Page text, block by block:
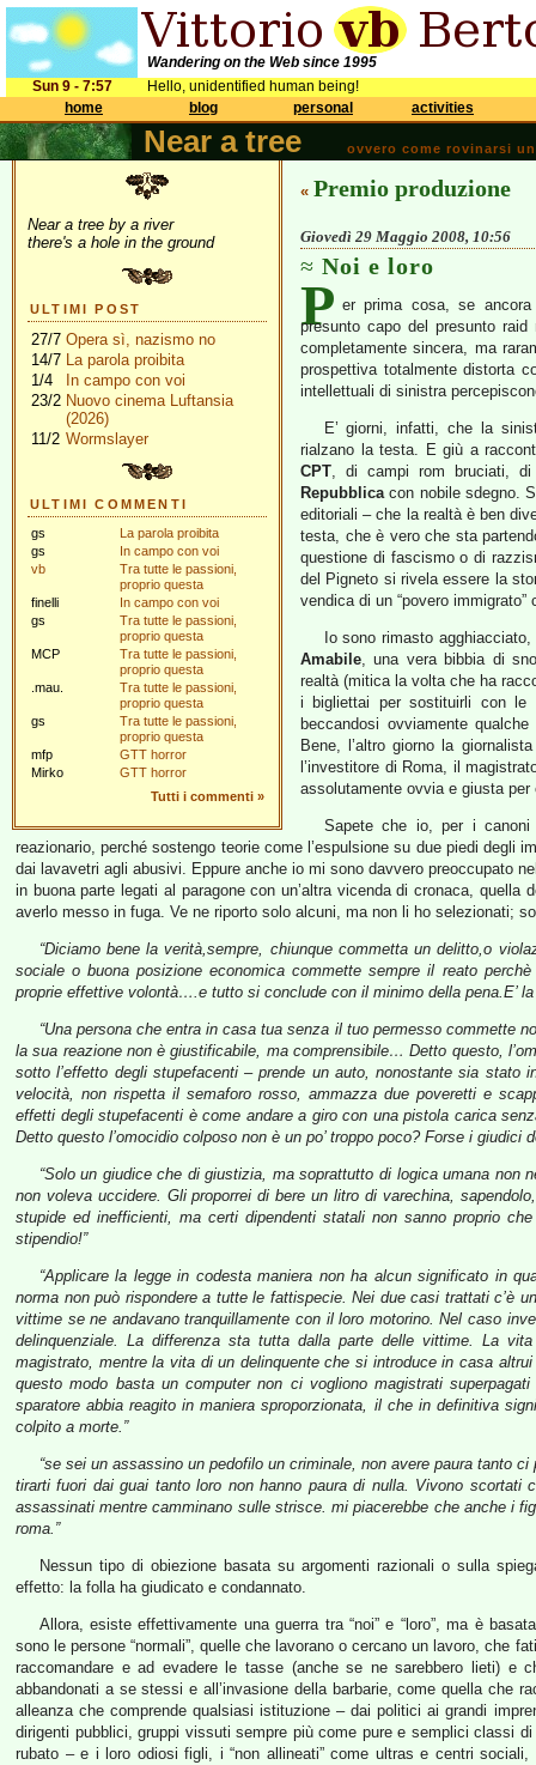
Wandering on the Web since 1995
Sun 9 - 7:57
Hello, unidentified human being!
home
blog personal activities
Near a tree ovvero come rovinarsi
Near a tree by a river
there's a hole in the ground
ULTIMI POST
27/7 Opera sì, nazismo no
14/7 La parola proibita
1/4
In campo con voi
23/2 Nuovo cinema Luftansia
(2026)
11/2 Wormslayer
ULTIMI COMMENTI
gs
La parola proibita
gs
In campo con voi
vb
Tra tutte le passioni,
proprio questa
finelli
In campo con voi
gs
Tra tutte le passioni,
proprio questa
MCP
Tra tutte le passioni,
proprio questa
.mau.
Tra tutte le passioni,
proprio questa
gs
Tra tutte le passioni,
proprio questa
mfp
GTT horror
Mirko
GTT horror
Tutti i commenti »
« Premio produzione
Giovedì 29 Maggio 2008, 10:56
Noi e loro
P er prima cosa, se
presunto capo del presunto
completamente sincera, ma
prospettiva totalmente distorta
intellettuali di sinistra
E’ giorni, infatti, che la
rialzano la testa. E giù a
CPT, di campi rom bruciati, di
Repubblicacon nobile sdegno.
editoriali – che la realtà è ben
testa, che è vero che sta
questione di fascismo o di
del Pigneto si rivela essere la
vendica di un “povero
Io sono rimasto
Amabile, una vera bibbia di
realtà (mitica la volta che ha
i bigliettai per sostituirli con
beccandosi ovviamente
Bene, l’altro giorno la
l’investitore di Roma, il
assolutamente ovvia e giusta
Sapete che io, per i canoni
reazionario, perché sostengo teorie come l’espulsione su due piedi degli
dai lavavetri agli abusivi. Eppure anche io mi sono davvero preoccupato
in buona parte legati al paragone con un’altra vicenda di cronaca, quella
averlo messo in fuga. Ve ne riporto solo alcuni, ma non li ho selezionati;
“Diciamo bene la verità,sempre, chiunque commetta un delitto,o
sociale o buona posizione economica commette sempre il reato
proprie effettive volontà….e tutto si conclude con il minimo della pena.E’
“Una persona che entra in casa tua senza il tuo permesso commette
la sua reazione non è giustificabile, ma comprensibile… Detto questo,
sotto l’effetto degli stupefacenti – prende un auto, nonostante sia
velocità, non rispetta il semaforo rosso, ammazza due poveretti e
effetti degli stupefacenti è come andare a giro con una pistola carica
Detto questo l’omocidio colposo non è un po’ troppo poco? Forse i giudici
“Solo un giudice che di giustizia, ma soprattutto di logica umana
non voleva uccidere. Gli proporrei di bere un litro di varechina,
stupide ed inefficienti, ma certi dipendenti statali non sanno proprio
stipendio!”
“Applicare la legge in codesta maniera non ha alcun significato in
norma non può rispondere a tutte le fattispecie. Nei due casi trattati c’è
vittime se ne andavano tranquillamente con il loro motorino. Nel caso
delinquenziale. La differenza sta tutta dalla parte delle vittime. La
magistrato, mentre la vita di un delinquente che si introduce in casa
questo modo basta un computer non ci vogliono magistrati
sparatore abbia reagito in maniera sproporzionata, il che in definitiva
colpito a morte.”
“se sei un assassino un pedofilo un criminale, non avere paura tanto
tirarti fuori dai guai tanto loro non hanno paura di nulla. Vivono
assassinati mentre camminano sulle strisce. mi piacerebbe che anche i
roma.”
Nessun tipo di obiezione basata su argomenti razionali o sulla
effetto: la folla ha giudicato e condannato.
Allora, esiste effettivamente una guerra tra “noi” e “loro”, ma è
sono le persone “normali”, quelle che lavorano o cercano un lavoro, che
raccomandare e ad evadere le tasse (anche se ne sarebbero lieti) e
abbandonati a se stessi e all’invasione della barbarie, come quella che
alleanza che comprende qualsiasi istituzione – dai politici ai grandi
dirigenti pubblici, gruppi vissuti sempre più come pure e semplici classi
rubato – e i loro odiosi figli, i “non allineati” come ultras e centri